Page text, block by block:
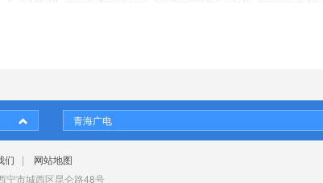
青海广电
们 | 网站地图
市城西区昆仑路48号